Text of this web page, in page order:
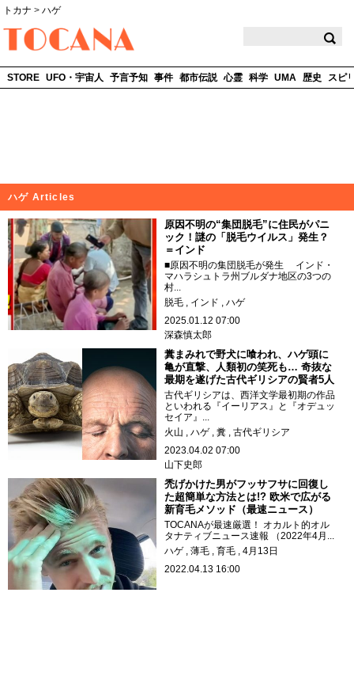
トカナ > ハゲ
STORE UFO・宇宙人 予言予知 事件 都市伝説 心霊 科学 UMA 歴史 スピ
ハゲ Articles
原因不明の“集団脱毛”に住民がパニ
ック！謎の「脱毛ウイルス」発生？
＝インド
■原因不明の集団脱毛が発生 インド・
マハラシュトラ州ブルダナ地区の3つの
村...
脱毛
インド
ハゲ
2025.01.12 07:00
深森慎太郎
糞まみれで野犬に喰われ、ハゲ頭に
亀が直撃、人類初の笑死も… 奇抜な
最期を遂げた古代ギリシアの賢者5人
古代ギリシアは、西洋文学最初期の作品
といわれる『イーリアス』と『オデュッ
セイア』...
火山
ハゲ 糞
古代ギリシア
2023.04.02 07:00
山下史郎
禿げかけた男がフッサフサに回復し
た超簡単な方法とは!? 欧米で広がる
新育毛メソッド（最速ニュース）
TOCANAが最速厳選！ オカルト的オル
タナティブニュース速報 （2022年4月...
ハゲ
薄毛 育毛
4月13日
2022.04.13 16:00